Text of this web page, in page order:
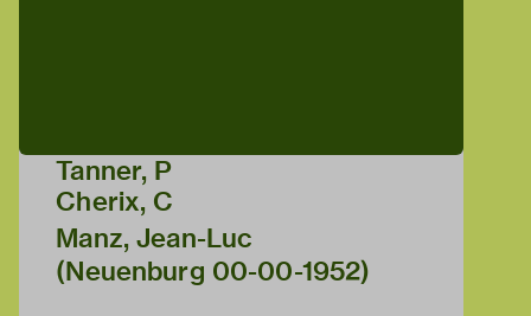
Tanner, P
Cherix, C
Manz, Jean-Luc
(Neuenburg 00-00-1952)